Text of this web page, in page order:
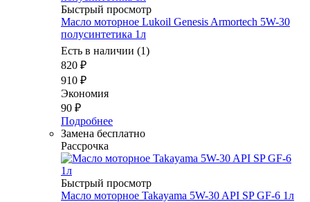
Быстрый просмотр
Масло моторное Lukoil Genesis Armortech 5W-30
полусинтетика 1л
Есть в наличии (1)
820 ₽
910 ₽
Экономия
90 ₽
Подробнее
Замена бесплатно
Рассрочка
Быстрый просмотр
Масло моторное Takayama 5W-30 API SP GF-6 1л